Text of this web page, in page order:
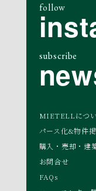
follow
subscribe
MIETELLにつ
パース化&物件
購入・売却・建
お問合せ
FAQs